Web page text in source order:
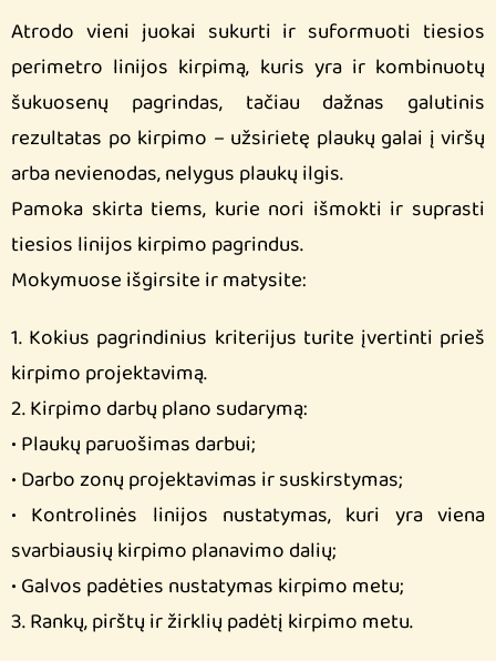
Atrodo vieni juokai sukurti ir suformuoti tiesios
perimetro linijos kirpimą, kuris yra ir kombinuotų
šukuosenų pagrindas, tačiau dažnas galutinis
rezultatas po kirpimo – užsirietę plaukų galai į viršų
arba nevienodas, nelygus plaukų ilgis.
Pamoka skirta tiems, kurie nori išmokti ir suprasti
tiesios linijos kirpimo pagrindus.
Mokymuose išgirsite ir matysite:
1. Kokius pagrindinius kriterijus turite įvertinti prieš
kirpimo projektavimą.
2. Kirpimo darbų plano sudarymą:
• Plaukų paruošimas darbui;
• Darbo zonų projektavimas ir suskirstymas;
• Kontrolinės linijos nustatymas, kuri yra viena
svarbiausių kirpimo planavimo dalių;
• Galvos padėties nustatymas kirpimo metu;
3. Rankų, pirštų ir žirklių padėtį kirpimo metu.